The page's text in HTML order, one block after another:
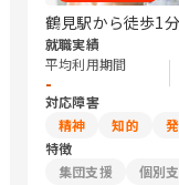
鶴見駅から徒歩1
就職実績
平均利用期間
-
対応障害
精神
知的
特徴
集団支援
個別